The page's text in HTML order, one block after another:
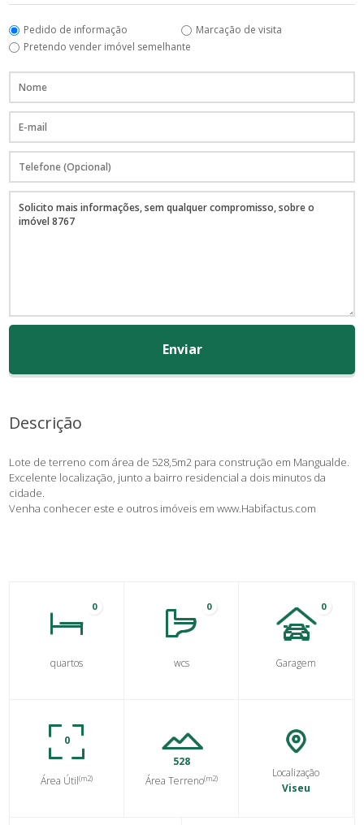
Pedido de informação
Marcação de visita
Pretendo vender imóvel semelhante
Enviar
Descrição
Lote de terreno com área de 528,5m2 para construção em Mangualde.
Excelente localização, junto a bairro residencial a dois minutos da
cidade.
Venha conhecer este e outros imóveis em www.Habifactus.com
0
quartos
0
wcs
0
Garagem
0
Área Útil(m2)
528
Área Terreno(m2)
Localização
Viseu